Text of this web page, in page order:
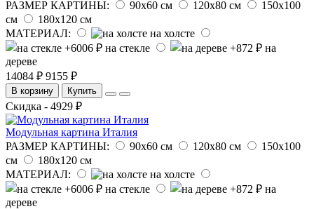
РАЗМЕР КАРТИНЫ:
90х60 см 120х80 см
150х100
см
180х120 см
МАТЕРИАЛ:
на холсте
на стекле
на
дереве
14084 ₽ 9155 ₽
В корзину Купить
Скидка - 4929 ₽
Модульная картина Италия
РАЗМЕР КАРТИНЫ:
90х60 см 120х80 см
150х100
см
180х120 см
МАТЕРИАЛ:
на холсте
на стекле
на
дереве